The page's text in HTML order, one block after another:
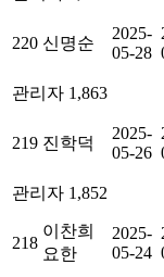
220 신명순
2025-
05-28
관리자 1,863
219 진학덕
2025-
05-26
관리자 1,852
218
이찬희
요한
2025-
05-24